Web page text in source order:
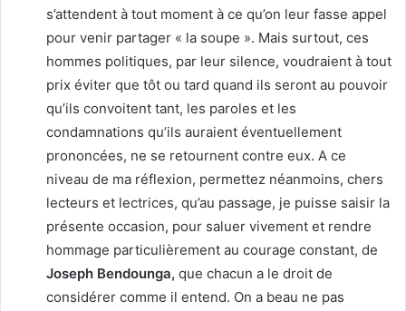
s’attendent à tout moment à ce qu’on leur fasse appel
pour venir partager « la soupe ». Mais surtout, ces
hommes politiques, par leur silence, voudraient à tout
prix éviter que tôt ou tard quand ils seront au pouvoir
qu’ils convoitent tant, les paroles et les
condamnations qu’ils auraient éventuellement
prononcées, ne se retournent contre eux. A ce
niveau de ma réflexion, permettez néanmoins, chers
lecteurs et lectrices, qu’au passage, je puisse saisir la
présente occasion, pour saluer vivement et rendre
hommage particulièrement au courage constant, de
Joseph Bendounga, que chacun a le droit de
considérer comme il entend. On a beau ne pas